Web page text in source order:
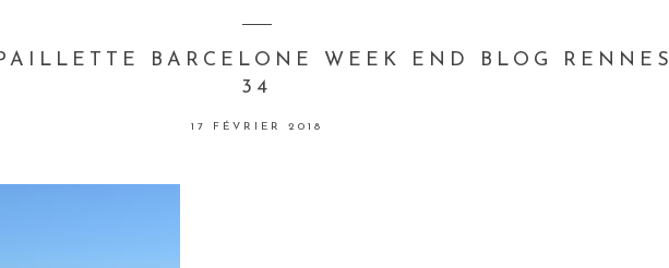
BARCELONE WEEK END BLOG RENNES
34
17 FÉVRIER 2018